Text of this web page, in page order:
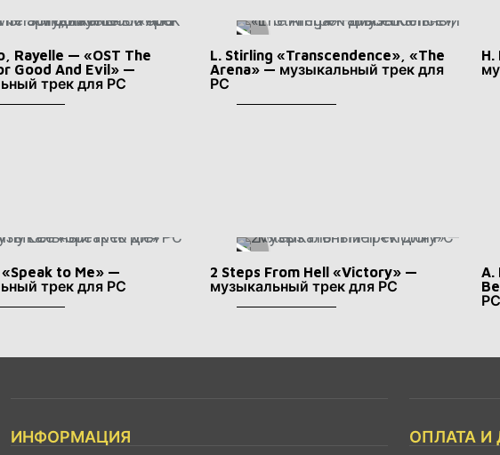
Rayelle — «OST The
Good And Evil» —
трек для РС
L. Stirling «Transcendence», «The
Arena» — музыкальный трек для
РС
to Me» —
трек для РС
2 Steps From Hell «Victory» —
музыкальный трек для РС
A.
РС
ИНФОРМАЦИЯ ОПЛАТА И